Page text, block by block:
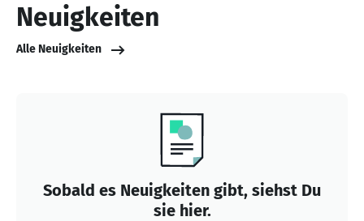
Neuigkeiten
Alle Neuigkeiten
Sobald es Neuigkeiten gibt, siehst Du
sie hier.